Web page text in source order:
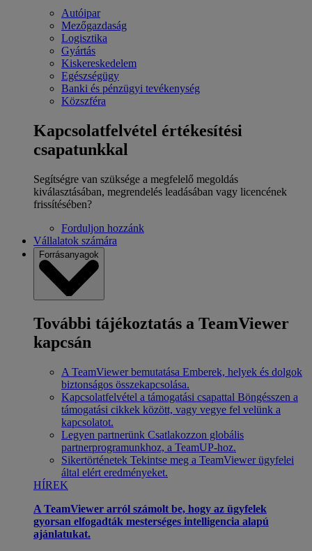
Autóipar
Mezőgazdaság
Logisztika
Gyártás
Kiskereskedelem
Egészségügy
Banki és pénzügyi tevékenység
Közszféra
Kapcsolatfelvétel értékesítési
csapatunkkal
Segítségre van szüksége a megfelelő megoldás
kiválasztásában, megrendelés leadásában vagy licencének
frissítésében?
Forduljon hozzánk
Vállalatok számára
Forrásanyagok
További tájékoztatás a TeamViewer
kapcsán
A TeamViewer bemutatása Emberek, helyek és dolgok
biztonságos összekapcsolása.
Kapcsolatfelvétel a támogatási csapattal Böngésszen a
támogatási cikkek között, vagy vegye fel velünk a
kapcsolatot.
Legyen partnerünk Csatlakozzon globális
partnerprogramunkhoz, a TeamUP-hoz.
Sikertörténetek Tekintse meg a TeamViewer ügyfelei
által elért eredményeket.
HÍREK
A TeamViewer arról számolt be, hogy az ügyfelek
gyorsan elfogadták mesterséges intelligencia alapú
ajánlatukat.